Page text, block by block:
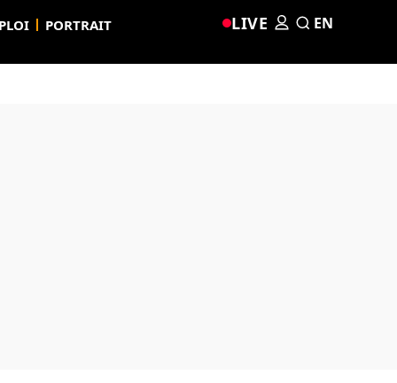
PORTRAIT LIVE EN